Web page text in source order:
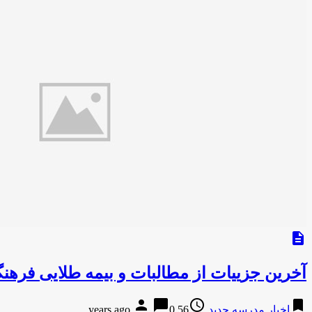
description
آخرین جزییات از مطالبات و بیمه طلایی
bookmark اخبار مدرسه جدید access_time
56 years ago
person chat_bubble0